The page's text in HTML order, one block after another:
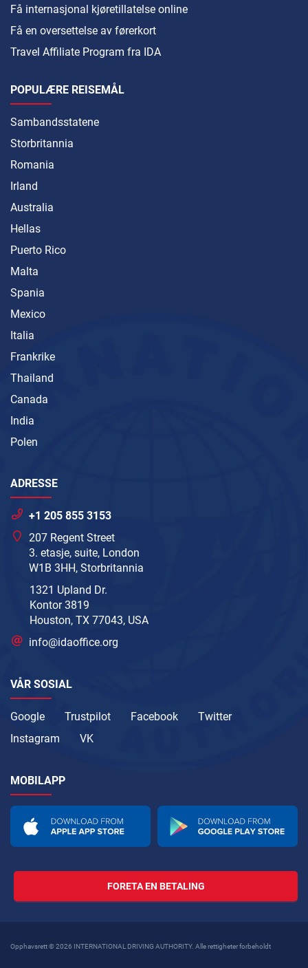
Få internasjonal kjøretillatelse online
Få en oversettelse av førerkort
Travel Affiliate Program fra IDA
POPULÆRE REISEMÅL
Sambandsstatene
Storbritannia
Romania
Irland
Australia
Hellas
Puerto Rico
Malta
Spania
Mexico
Italia
Frankrike
Thailand
Canada
India
Polen
ADRESSE
+1 205 855 3153
207 Regent Street
3. etasje, suite, London
W1B 3HH, Storbritannia
1321 Upland Dr.
Kontor 3819
Houston, TX 77043, USA
info@idaoffice.org
VÅR SOSIAL
Google Trustpilot Facebook
Twitter
Instagram
VK
MOBILAPP
FORETA EN BETALING
Opphavsrett © 2026 INTERNATIONAL DRIVING AUTHORITY. Alle rettigheter forbeholdt